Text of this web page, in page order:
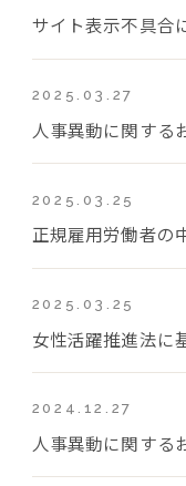
サイト表示不具合
2025.03.27
人事異動に関する
2025.03.25
正規雇用労働者の
2025.03.25
女性活躍推進法に
2024.12.27
人事異動に関する